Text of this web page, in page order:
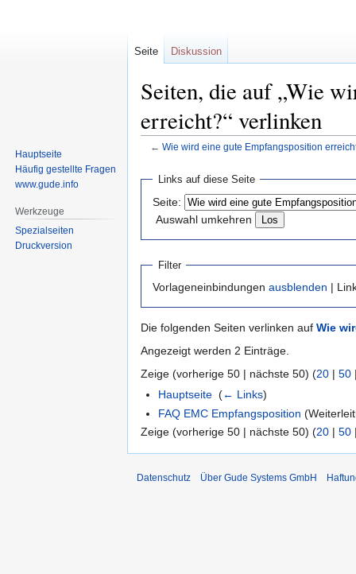
Seiten, die auf „Wie
erreicht?“ verlinken
← Wie wird eine gute Empfangsposition
Navigation
springen
springen
Links auf diese Seite
Seite:
Auswahl umkehren
Filter
Vorlageneinbindungen ausblenden |
Die folgenden Seiten verlinken auf Wie
Angezeigt werden 2 Einträge.
Zeige (vorherige 50 | nächste 50) (20 | 50
Hauptseite ‎(← Links)
FAQ EMC Empfangsposition
Zeige (vorherige 50 | nächste 50) (20 | 50
Seite Diskussion
Hauptseite
Häufig gestellte Fragen
www.gude.info
Werkzeuge
Spezialseiten
Druckversion
Datenschutz Über Gude Systems GmbH